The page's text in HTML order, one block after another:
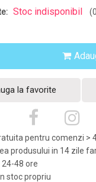
Stoc indisponibil
la favorite
pentru comenzi >
produsului in 14 zile
24-48 ore
stoc propriu